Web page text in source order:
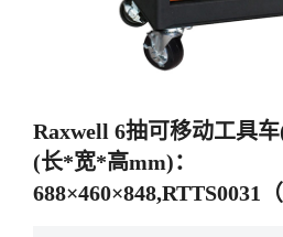
Raxwell 6抽可移动工具
(长*宽*高mm)：
688×460×848,RTTS0031